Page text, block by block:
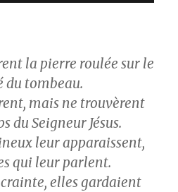
la pierre roulée sur le
du tombeau.
mais ne trouvèrent
du Seigneur Jésus.
leur apparaissent,
qui leur parlent.
crainte, elles gardaient